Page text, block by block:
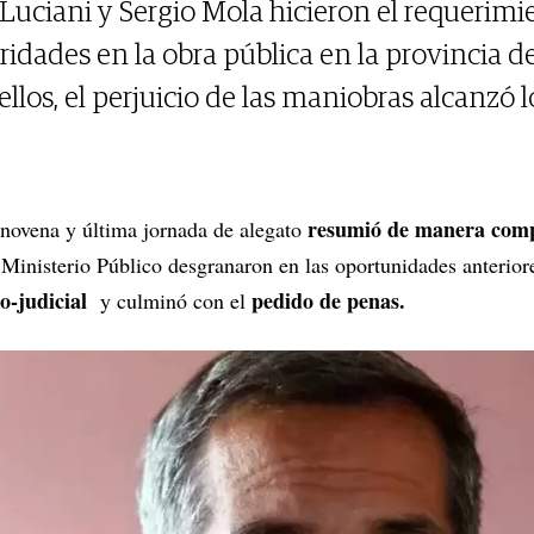
y Sergio Mola hicieron el
en la obra pública en la provincia
el perjuicio de las maniobras alcanzó
y última jornada de alegato resumió de manera
Público desgranaron en las oportunidades
judicial y culminó con el pedido de penas.